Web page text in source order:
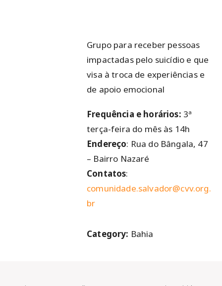
Grupo para receber pessoas
impactadas pelo suicídio e que
visa à troca de experiências e
de apoio emocional
Frequência e horários: 3ª
terça-feira do mês às 14h
Endereço: Rua do Bângala, 47
– Bairro Nazaré
Contatos:
comunidade.salvador@cvv.org.
br
Category: Bahia